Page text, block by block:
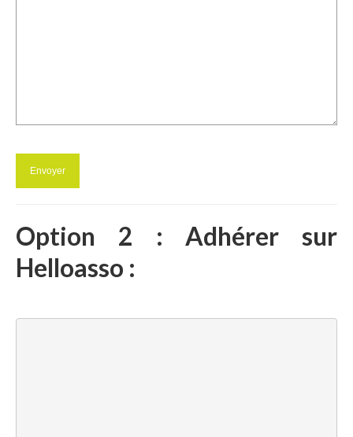
Option 2 : Adhérer sur
Helloasso :